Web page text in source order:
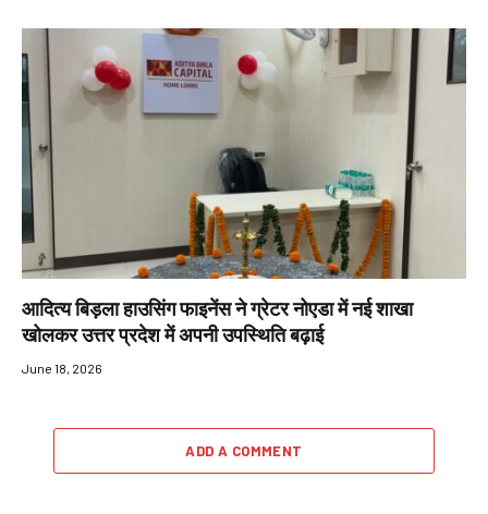
आदित्य बिड़ला हाउसिंग फाइनेंस ने ग्रेटर नोएडा में नई शाखा
खोलकर उत्तर प्रदेश में अपनी उपस्थिति बढ़ाई
June 18, 2026
ADD A COMMENT